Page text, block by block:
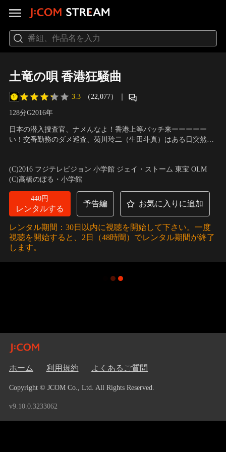
土竜の唄 香港狂騒曲
3.3 （22,077） ｜
128分G2016年
日本の潜入捜査官、ナメんなよ！香港上等バッチ来ーーーーー
い！交番勤務のダメ巡査、菊川玲二（生田斗真）はある日突然ク
いがけず“クレイジーパピヨン”こと日浦匡也（堤真一）に気に入
られ、兄弟の契りを交わしてしまった玲二は…。
(C)2016 フジテレビジョン 小学館 ジェイ・ストーム 東宝 OLM
(C)高橋のぼる・小学館
440円
レンタルする
予告編 お気に入りに追加
レンタル期間：30日以内に視聴を開始して下さい。一度
視聴を開始すると、2日（48時間）でレンタル期間が終了
します。
ホーム 利用規約 よくあるご質問
Copyright © JCOM Co., Ltd. All Rights Reserved.
v9.10.0.3233062